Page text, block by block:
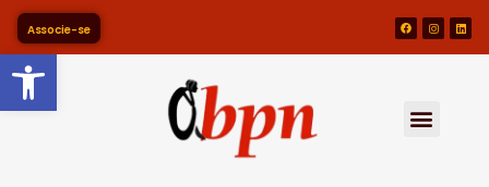
Barra de Ferramentas
Associe-se